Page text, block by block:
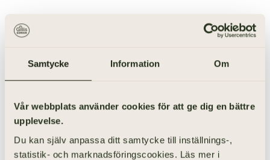
Samtycke Information Om
Vår webbplats använder cookies för att ge dig en bättre
upplevelse.
Du kan själv anpassa ditt samtycke till inställnings-,
statistik- och marknadsföringscookies. Läs mer i
ANORDNA BEGRAVNING I JONSEREDS KYRKA